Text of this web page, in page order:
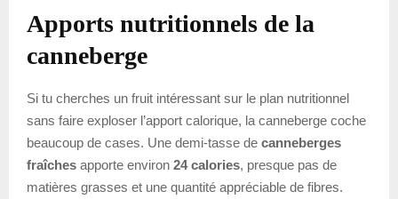
Apports nutritionnels de la
canneberge
Si tu cherches un fruit intéressant sur le plan nutritionnel
sans faire exploser l’apport calorique, la canneberge coche
beaucoup de cases. Une demi-tasse de canneberges
fraîches apporte environ 24 calories, presque pas de
matières grasses et une quantité appréciable de fibres.